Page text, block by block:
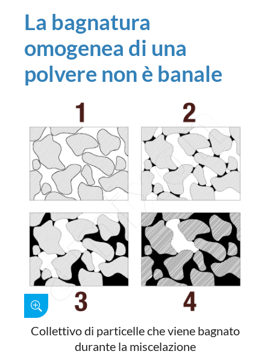
La bagnatura
omogenea di una
polvere non è banale
Collettivo di particelle che viene bagnato
durante la miscelazione